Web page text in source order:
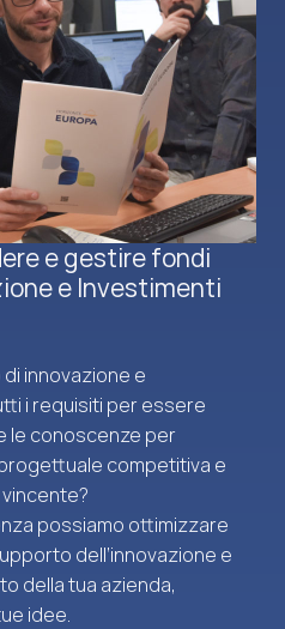
e gestire fondi
e Investimenti
innovazione e
i requisiti per essere
le conoscenze per
competitiva e
possiamo ottimizzare
dell’innovazione e
della tua azienda,
idee.